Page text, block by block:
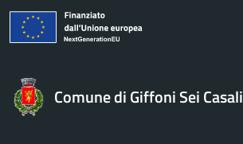
Comune di Giffoni Sei Casali